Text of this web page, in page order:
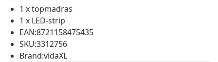
1 x topmadras
1 x LED-strip
EAN:8721158475435
SKU:3312756
Brand:vidaXL